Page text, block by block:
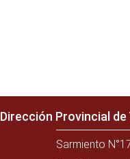
Dirección Provincial
Sarmiento